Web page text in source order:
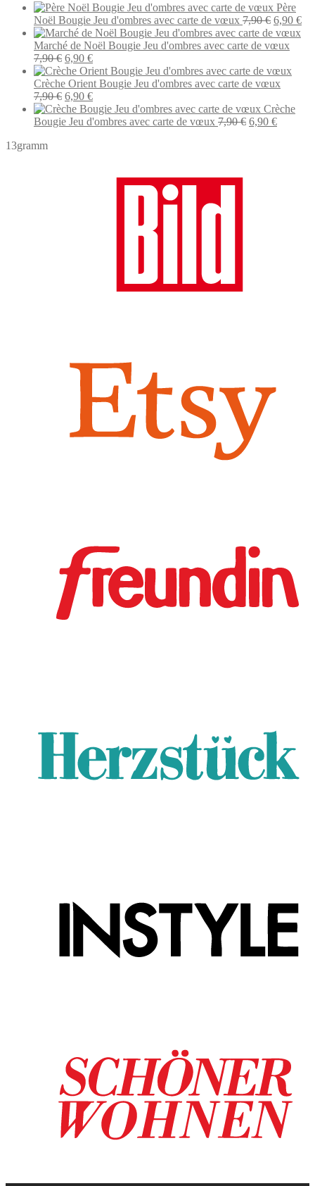
Père
Noël Bougie Jeu d'ombres avec carte de vœux 7,90€ Le
prix
initial
7,90 €.
6,90 €Le
Marché de Noël Bougie Jeu d'ombres avec carte de vœux
7,90€ Le
prix
initial
était :
7,90 €.
6,90 €Le
prix
actuel
est :
6,90 €.
Crèche Orient Bougie Jeu d'ombres avec carte de vœux
7,90€ Le
prix
initial
6,90 €Le
prix
actuel
Crèche
Bougie Jeu d'ombres avec carte de vœux 7,90€ Le
6,90 €Le
13gramm